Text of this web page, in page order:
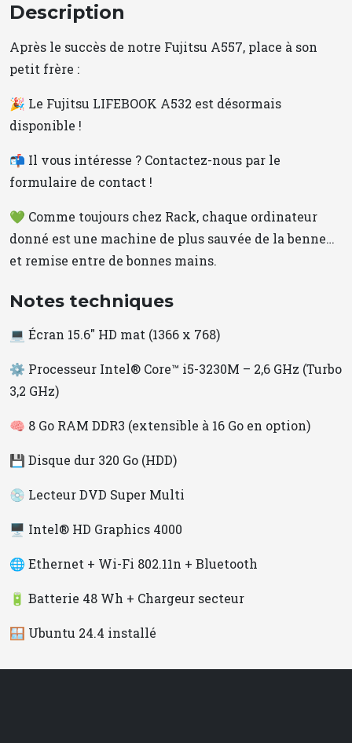
Description
Après le succès de notre Fujitsu A557, place à son
petit frère :
🎉 Le Fujitsu LIFEBOOK A532 est désormais
disponible !
📬 Il vous intéresse ? Contactez-nous par le
formulaire de contact !
💚 Comme toujours chez Rack, chaque ordinateur
donné est une machine de plus sauvée de la benne…
et remise entre de bonnes mains.
Notes techniques
💻 Écran 15.6" HD mat (1366 x 768)
⚙️ Processeur Intel® Core™ i5-3230M – 2,6 GHz (Turbo
3,2 GHz)
🧠 8 Go RAM DDR3 (extensible à 16 Go en option)
💾 Disque dur 320 Go (HDD)
💿 Lecteur DVD Super Multi
🖥️ Intel® HD Graphics 4000
🌐 Ethernet + Wi-Fi 802.11n + Bluetooth
🔋 Batterie 48 Wh + Chargeur secteur
🪟 Ubuntu 24.4 installé